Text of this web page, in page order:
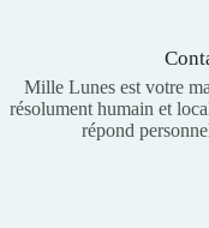
Mille Lunes est votre
résolument humain et
répond